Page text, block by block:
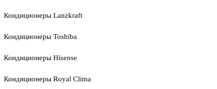
Кондиционеры Lanzkraft
Кондиционеры Toshiba
Кондиционеры Hisense
Кондиционеры Royal Clima